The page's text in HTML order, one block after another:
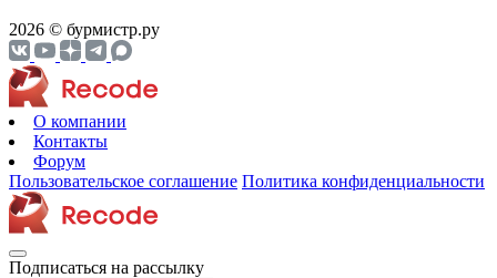
2026 © бурмистр.ру
О компании
Контакты
Форум
Пользовательское соглашение Политика конфиденциальности
Подписаться на рассылку